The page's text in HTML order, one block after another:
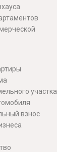
участка
взнос